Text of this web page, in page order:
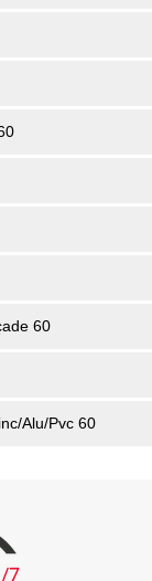
60
Alu/Pvc 60